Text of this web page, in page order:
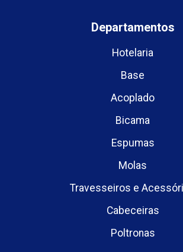
Departamentos
Hotelaria
Base
Acoplado
Bicama
Espumas
Molas
Travesseiros e
Cabeceiras
Poltronas